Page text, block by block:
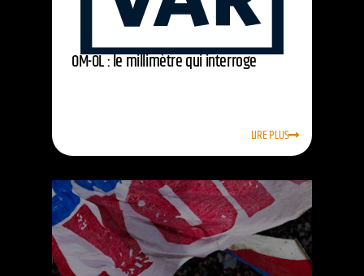
OM-OL : le millimètre qui interroge
LIRE PLUS